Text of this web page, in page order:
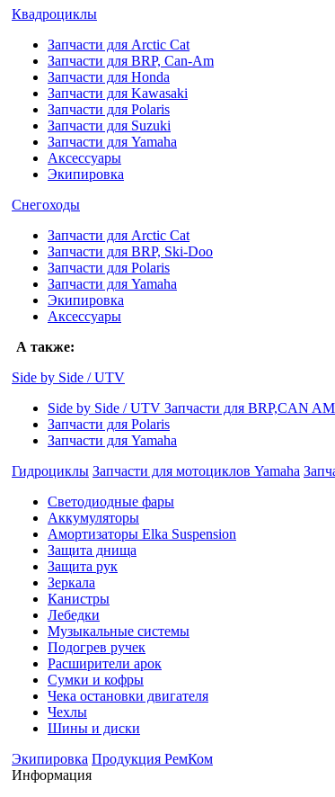
Квадроциклы
Запчасти для Arctic Cat
Запчасти для BRP, Can-Am
Запчасти для Honda
Запчасти для Kawasaki
Запчасти для Polaris
Запчасти для Suzuki
Запчасти для Yamaha
Аксессуары
Экипировка
Снегоходы
Запчасти для Arctic Cat
Запчасти для BRP, Ski-Doo
Запчасти для Polaris
Запчасти для Yamaha
Экипировка
Аксессуары
А также:
Side by Side / UTV
Side by Side / UTV Запчасти для BRP,CAN AM
Запчасти для Polaris
Запчасти для Yamaha
Гидроциклы Запчасти для мотоциклов Yamaha
Cветодиодные фары
Аккумуляторы
Амортизаторы Elka Suspension
Защита днища
Защита рук
Зеркала
Канистры
Лебедки
Музыкальные системы
Подогрев ручек
Расширители арок
Сумки и кофры
Чека остановки двигателя
Чехлы
Шины и диски
Экипировка Продукция РемКом
Информация